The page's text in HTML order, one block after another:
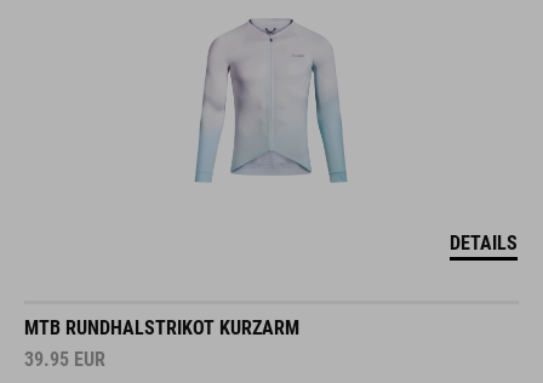
DETAILS
MTB RUNDHALSTRIKOT KURZARM
39.95 EUR